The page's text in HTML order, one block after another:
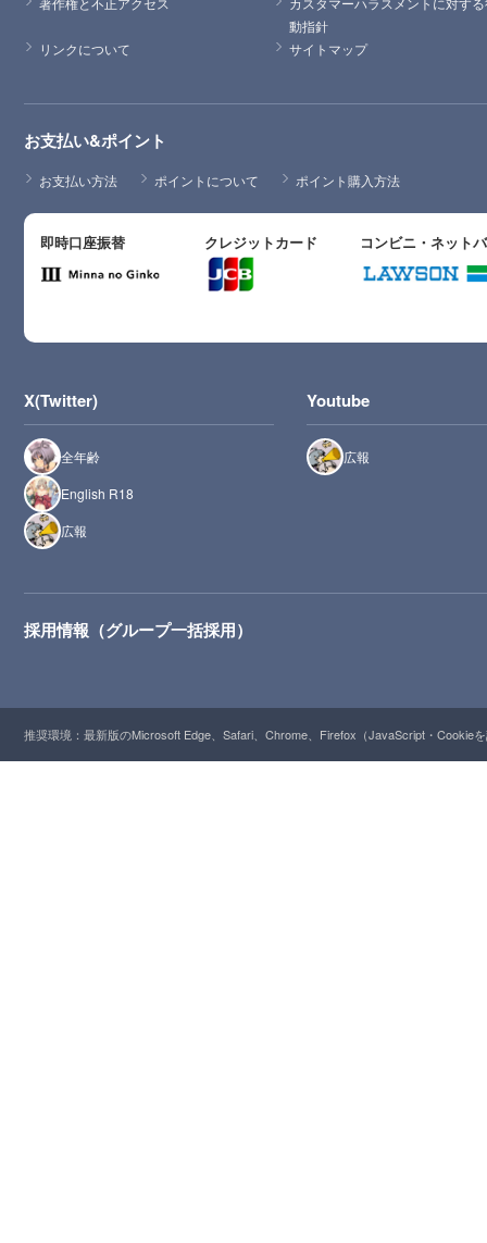
動指針
リンクについて
サイトマップ
お支払い&ポイント
お支払い方法 ポイントについて ポイント購入方法
即時口座振替 クレジットカード コンビニ・ネット
X(Twitter)
全年齢
English R18
広報
Youtube
広報
採用情報（グループ一括採用）
推奨環境：最新版のMicrosoft Edge、Safari、Chrome、Firefox（JavaScript・Cookie